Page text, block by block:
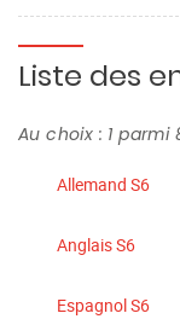
Liste des
Au choix : 1 parmi
Allemand S6
Anglais S6
Espagnol S6